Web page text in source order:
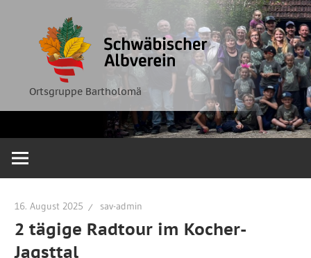
springen
Ortsgruppe Bartholomä
Albverein
Ortsgruppe
Bartholomä
16. August 2025 sav-admin
2 tägige Radtour im Kocher-
Jagsttal